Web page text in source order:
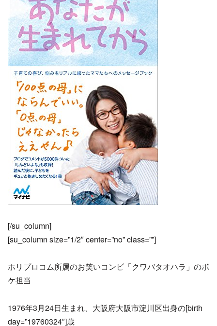
[/su_column]
[su_column size=”1/2″ center=”no” class=””]
ホリプロコム所属のお笑いコンビ「クワバタオハラ」のボ
ケ担当
1976年3月24日生まれ、大阪府大阪市淀川区出身の[birth
day=”19760324″]歳